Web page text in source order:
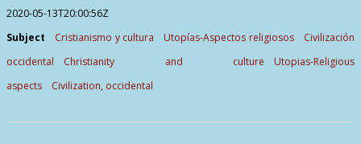
2020-05-13T20:00:56Z
Subject
Cristianismo y cultura Utopías-Aspectos religiosos
Civilización
occidental
Christianity and culture
Utopias-Religious
aspects
Civilization, occidental